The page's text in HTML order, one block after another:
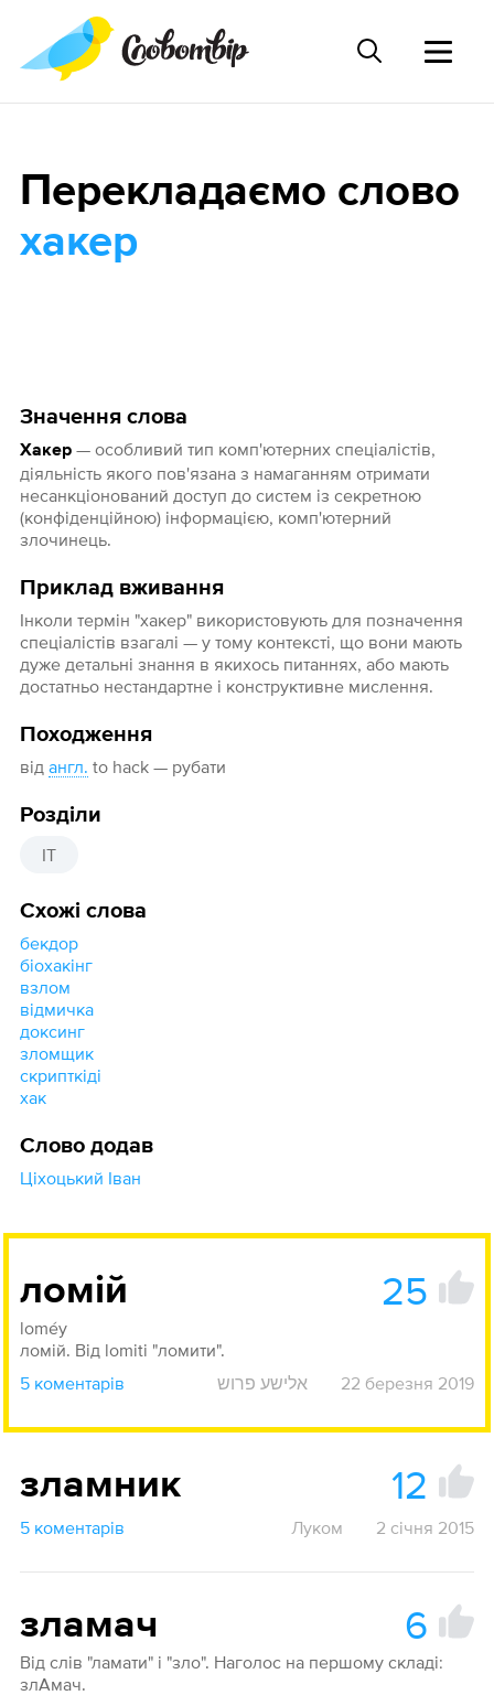
Значення слова
Хакер— особливий тип комп'ютерних спеціалістів,
діяльність якого пов'язана з намаганням отримати
несанкціонований доступ до систем із секретною
(конфіденційною) інформацією, комп'ютерний
злочинець.
Приклад вживання
Інколи термін "хакер" використовують для позначення
спеціалістів взагалі — у тому контексті, що вони мають
дуже детальні знання в якихось питаннях, або мають
достатньо нестандартне і конструктивне мислення.
Походження
від англ. to hack — рубати
Розділи
IT
Схожі слова
бекдор
біохакінг
взлом
відмичка
доксинг
зломщик
скрипткіді
хак
Слово додав
Ціхоцький Іван
Перекладаємо слово
хакер
ломій 25
loméy
ломій. Від lomiti "ломити".
5 коментарів
אלישע פרוש 22 березня 2019
зламник 12
5 коментарів Луком 2 січня 2015
зламач 6
Від слів "ламати" і "зло". Наголос на першому складі:
злАмач.